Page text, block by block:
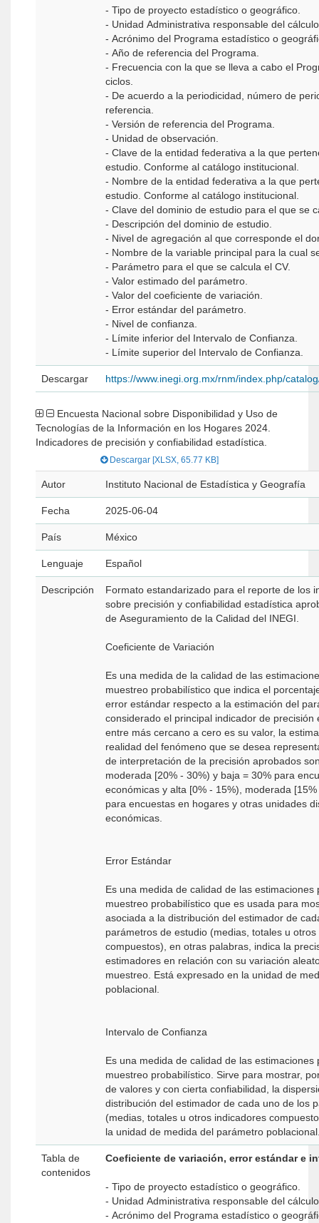
- Tipo de proyecto estadístico o geográfico.
- Unidad Administrativa responsable del
- Acrónimo del Programa estadístico o
- Año de referencia del Programa.
- Frecuencia con la que se lleva a cabo el
ciclos.
- De acuerdo a la periodicidad, número de
referencia.
- Versión de referencia del Programa.
- Unidad de observación.
- Clave de la entidad federativa a la que
estudio. Conforme al catálogo institucional.
- Nombre de la entidad federativa a la que
estudio. Conforme al catálogo institucional.
- Clave del dominio de estudio para el que se
- Descripción del dominio de estudio.
- Nivel de agregación al que corresponde el
- Nombre de la variable principal para la cual
- Parámetro para el que se calcula el CV.
- Valor estimado del parámetro.
- Valor del coeficiente de variación.
- Error estándar del parámetro.
- Nivel de confianza.
- Límite inferior del Intervalo de Confianza.
- Límite superior del Intervalo de Confianza.
Descargar https://www.inegi.org.mx/rnm/index.php/
Tecnologías de la Información en los Hogares 2024.
Indicadores de precisión y confiabilidad estadística.
Descargar [XLSX, 65.77 KB]
Autor Instituto Nacional de Estadística y Geografía
Fecha 2025-06-04
País México
Lenguaje Español
Descripción
Formato estandarizado para el reporte de los
sobre precisión y confiabilidad estadística
de Aseguramiento de la Calidad del INEGI.
Coeficiente de Variación
Es una medida de la calidad de las
muestreo probabilístico que indica el
error estándar respecto a la estimación del
considerado el principal indicador de precisión
entre más cercano a cero es su valor, la
realidad del fenómeno que se desea
de interpretación de la precisión aprobados
moderada [20% - 30%) y baja = 30% para
económicas y alta [0% - 15%), moderada
para encuestas en hogares y otras unidades
económicas.
Error Estándar
Es una medida de calidad de las estimaciones
muestreo probabilístico que es usada para
asociada a la distribución del estimador de
parámetros de estudio (medias, totales u
compuestos), en otras palabras, indica la
estimadores en relación con su variación
muestreo. Está expresado en la unidad de
poblacional.
Intervalo de Confianza
Es una medida de calidad de las estimaciones
muestreo probabilístico. Sirve para mostrar,
de valores y con cierta confiabilidad, la
distribución del estimador de cada uno de los
(medias, totales u otros indicadores
la unidad de medida del parámetro
Tabla de
contenidos
Coeficiente de variación, error estándar e
- Tipo de proyecto estadístico o geográfico.
- Unidad Administrativa responsable del
- Acrónimo del Programa estadístico o